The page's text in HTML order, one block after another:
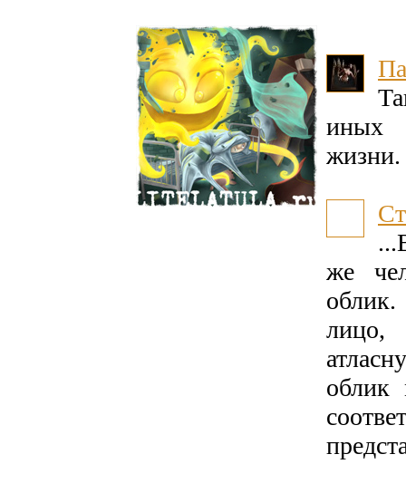
иных
жизни.
же
лицо,